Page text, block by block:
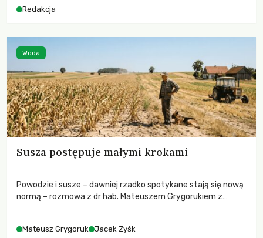
niezwykle korzystne rozwiązania dla przyrody i zwierząt,
funkcjonowania łowiectwa w Polsce.
Redakcja
Susza postępuje małymi krokami
Powodzie i susze – dawniej rzadko spotykane stają się nową
normą – rozmowa z dr hab. Mateuszem Grygorukiem z
Mateusz Grygoruk Jacek Zyśk
Woda